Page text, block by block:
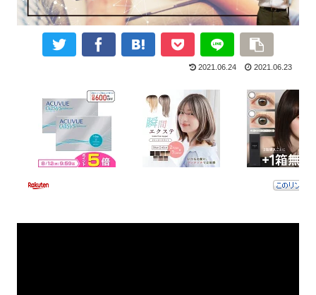
2021.06.24 2021.06.23